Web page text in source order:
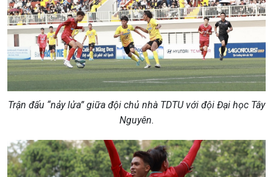
Trận đấu “nảy lửa” giữa đội chủ nhà TDTU với đội Đại học Tây
Nguyên.